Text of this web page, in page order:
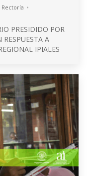
Rectoría
PRESIDIDO POR
A
IPIALES